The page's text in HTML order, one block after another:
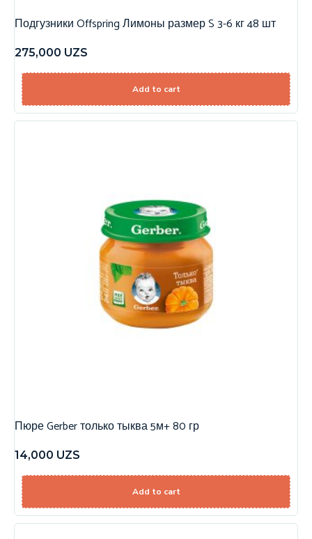
Подгузники Offspring Лимоны размер S 3-6 кг 48 шт
275,000 UZS
Add to cart
Пюре Gerber только тыква 5м+ 80 гр
14,000 UZS
Add to cart